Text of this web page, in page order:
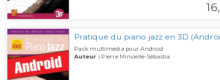
16,
Pratique du piano jazz en 3D
Pack multimedia pour Android
Auteur : Pierre Minvielle-Sébastia